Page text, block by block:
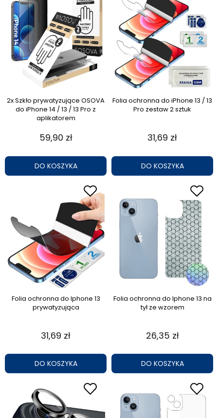
2x Szkło prywatyzujące OSOVA
do iPhone 14 / 13 / 13 Pro z
aplikatorem
59,90 zł
DO KOSZYKA
Folia ochronna do iPhone 13 / 13
Pro zestaw 2 sztuk
31,69 zł
DO KOSZYKA
Folia ochronna do Iphone 13
prywatyzująca
31,69 zł
DO KOSZYKA
Folia ochronna do Iphone 13 na
tył ze wzorem
26,35 zł
DO KOSZYKA